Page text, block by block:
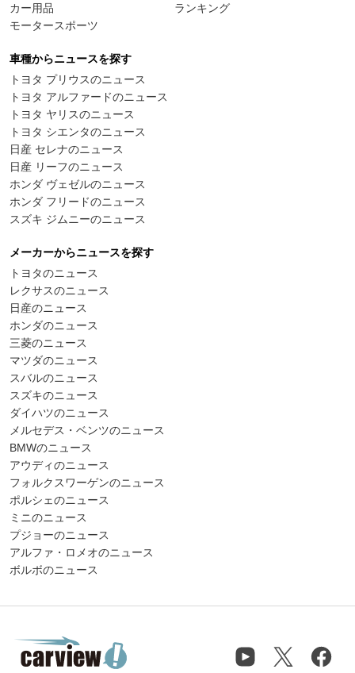
カー用品
モータースポーツ
ランキング
車種からニュースを探す
トヨタ プリウスのニュース
トヨタ アルファードのニュース
トヨタ ヤリスのニュース
トヨタ シエンタのニュース
日産 セレナのニュース
日産 リーフのニュース
ホンダ ヴェゼルのニュース
ホンダ フリードのニュース
スズキ ジムニーのニュース
メーカーからニュースを探す
トヨタのニュース
レクサスのニュース
日産のニュース
ホンダのニュース
三菱のニュース
マツダのニュース
スバルのニュース
スズキのニュース
ダイハツのニュース
メルセデス・ベンツのニュース
BMWのニュース
アウディのニュース
フォルクスワーゲンのニュース
ポルシェのニュース
ミニのニュース
プジョーのニュース
アルファ・ロメオのニュース
ボルボのニュース